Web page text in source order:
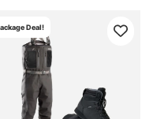
Deal!